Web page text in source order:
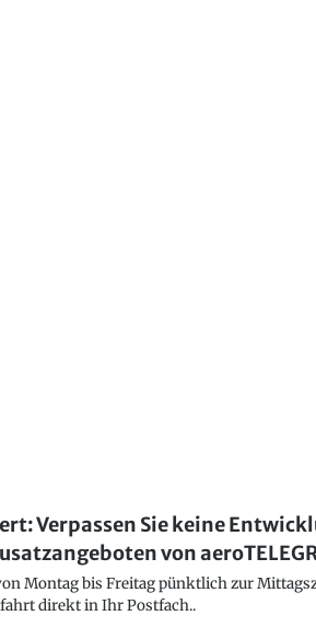
Verpassen Sie keine
von
Montag bis Freitag pünktlich zur
direkt in Ihr Postfach..